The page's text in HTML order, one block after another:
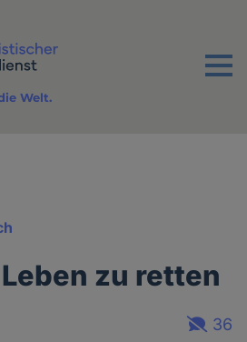
Menu
Welt.
zu retten
36